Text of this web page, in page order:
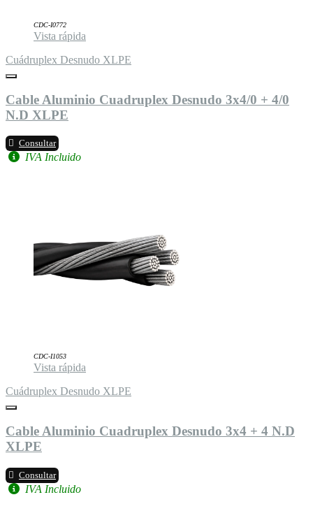
CDC-I0772
Vista rápida
Cuádruplex Desnudo XLPE
Cable Aluminio Cuadruplex Desnudo 3x4/0 + 4/0
N.D XLPE
Consultar
IVA Incluido
CDC-I1053
Vista rápida
Cuádruplex Desnudo XLPE
Cable Aluminio Cuadruplex Desnudo 3x4 + 4 N.D
XLPE
Consultar
IVA Incluido